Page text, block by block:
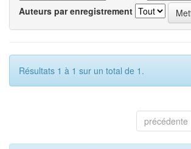
Auteurs par enregistrement
Résultats 1 à 1 sur un total de 1.
précédente